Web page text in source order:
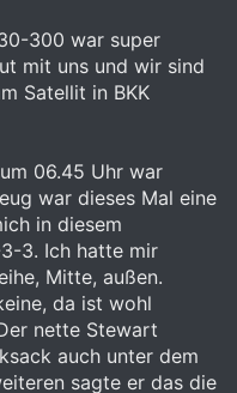
300 war super
mit uns und wir sind
Satellit in BKK
06.45 Uhr war
war dieses Mal eine
in diesem
3. Ich hatte mir
Mitte, außen.
da ist wohl
nette Stewart
auch unter dem
sagte er das die